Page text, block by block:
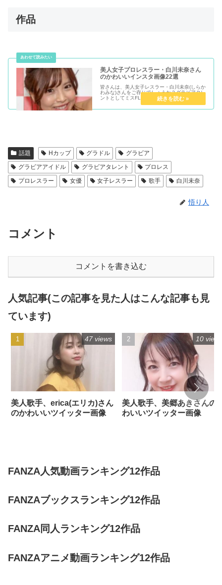
作品
美人女子プロレスラー・白川未奈さん
のかわいいインスタ画像22選
皆さんは、美人女子レスラー・白川未奈(しらか
わみな)さんをご存じでしょうか？グラビアタレ
ントとしてミスFLASHセミファイナリストなど
で活躍の美人女性です。She is very beautiful.
そこで、この美女のプロフィールと可愛いi...
話題 Hカップ グラドル
グラビア
グラビアアイドル
グラビアタレント
プロレス
プロレスラー
女優 女子レスラー 歌手 白川未奈
悟り人
コメント
コメントを書き込む
人気記事(この記事を見た人はこんな記事も見
ています)
美人歌手、erica(エリカ)さん
のかわいいツイッター画像
47 views
美人歌手、美郷あきさんの
わいいツイッター画像
10
FANZA人気動画ランキング12作品
FANZAブックスランキング12作品
FANZA同人ランキング12作品
FANZAアニメ動画ランキング12作品